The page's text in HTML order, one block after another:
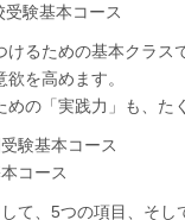
験基本コース
るための基本クラ
を高めます。
の「実践力」も、た
験基本コース
ース
て、5つの項目、そ